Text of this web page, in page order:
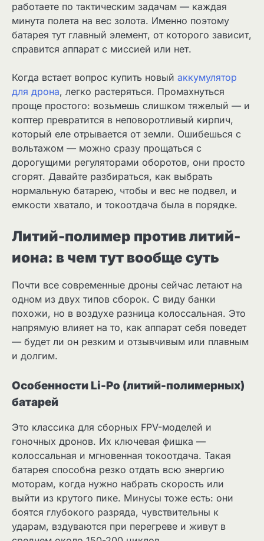
работаете по тактическим задачам — каждая
минута полета на вес золота. Именно поэтому
батарея тут главный элемент, от которого зависит,
справится аппарат с миссией или нет.
Когда встает вопрос купить новый аккумулятор
для дрона, легко растеряться. Промахнуться
проще простого: возьмешь слишком тяжелый — и
коптер превратится в неповоротливый кирпич,
который еле отрывается от земли. Ошибешься с
вольтажом — можно сразу прощаться с
дорогущими регуляторами оборотов, они просто
сгорят. Давайте разбираться, как выбрать
нормальную батарею, чтобы и вес не подвел, и
емкости хватало, и токоотдача была в порядке.
Литий-полимер против литий-
иона: в чем тут вообще суть
Почти все современные дроны сейчас летают на
одном из двух типов сборок. С виду банки
похожи, но в воздухе разница колоссальная. Это
напрямую влияет на то, как аппарат себя поведет
— будет ли он резким и отзывчивым или плавным
и долгим.
Особенности Li-Po (литий-полимерных)
батарей
Это классика для сборных FPV-моделей и
гоночных дронов. Их ключевая фишка —
колоссальная и мгновенная токоотдача. Такая
батарея способна резко отдать всю энергию
моторам, когда нужно набрать скорость или
выйти из крутого пике. Минусы тоже есть: они
боятся глубокого разряда, чувствительны к
ударам, вздуваются при перегреве и живут в